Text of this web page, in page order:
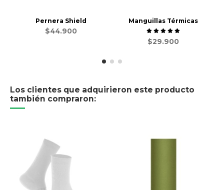
Pernera Shield
$44.900
Manguillas Térmicas
$29.900
Los clientes que adquirieron este producto
también compraron: